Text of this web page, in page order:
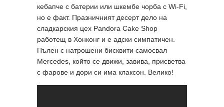
кебапче с батерии или шкембе чорба с Wi-Fi,
но е факт. Празничният десерт дело на
сладкарския цех Pandora Cake Shop
работещ в Хонконг и е адски симпатичен.
Пълен с натрошени бисквити самосвал
Mercedes, който се движи, завива, присветва
с фарове и дори си има клаксон. Велико!